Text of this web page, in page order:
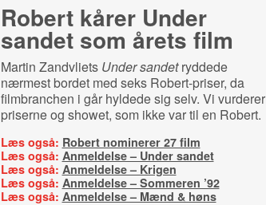
Robert kårer Under
sandet som årets film
Martin Zandvliets Under sandetryddede
nærmest bordet med seks Robert-priser, da
filmbranchen i går hyldede sig selv. Vi vurderer
priserne og showet, som ikke var til en Robert.
Læs også: Robert nominerer 27 film
Læs også: Anmeldelse – Under sandet
Læs også: Anmeldelse – Krigen
Læs også: Anmeldelse – Sommeren ’92
Læs også: Anmeldelse – Mænd & høns